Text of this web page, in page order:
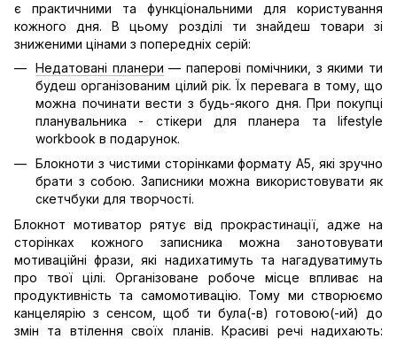
є практичними та функціональними для користування
кожного дня. В цьому розділі ти знайдеш товари зі
зниженими цінами з попередніх серій:
Недатовані планери — паперові помічники, з якими ти
будеш організованим цілий рік. Їх перевага в тому, що
можна починати вести з будь-якого дня. При покупці
планувальника - стікери для планера та lifestyle
workbook в подарунок.
Блокноти з чистими сторінками формату А5, які зручно
брати з собою. Записники можна використовувати як
скетчбуки для творчості.
Блокнот мотиватор рятує від прокрастинації, адже на
сторінках кожного записника можна занотовувати
мотиваційні фрази, які надихатимуть та нагадуватимуть
про твої цілі. Організоване робоче місце впливає на
продуктивність та самомотивацію. Тому ми створюємо
канцелярію з сенсом, щоб ти була(-в) готовою(-ий) до
змін та втілення своїх планів. Красиві речі надихають: